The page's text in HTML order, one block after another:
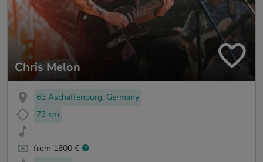
Chris Melon
63 Aschaffenburg, Germany
73 km
from 1600 €